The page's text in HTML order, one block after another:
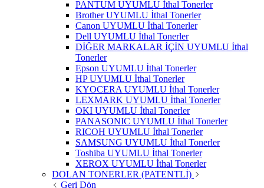
PANTUM UYUMLU İthal Tonerler
Brother UYUMLU İthal Tonerler
Canon UYUMLU İthal Tonerler
Dell UYUMLU İthal Tonerler
DİĞER MARKALAR İÇİN UYUMLU İthal
Tonerler
Epson UYUMLU İthal Tonerler
HP UYUMLU İthal Tonerler
KYOCERA UYUMLU İthal Tonerler
LEXMARK UYUMLU İthal Tonerler
OKI UYUMLU İthal Tonerler
PANASONIC UYUMLU İthal Tonerler
RICOH UYUMLU İthal Tonerler
SAMSUNG UYUMLU İthal Tonerler
Toshiba UYUMLU İthal Tonerler
XEROX UYUMLU İthal Tonerler
DOLAN TONERLER (PATENTLİ)
Geri Dön